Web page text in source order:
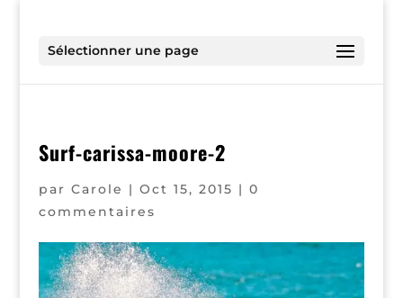
Sélectionner une page
Surf-carissa-moore-2
par Carole | Oct 15, 2015 | 0
commentaires